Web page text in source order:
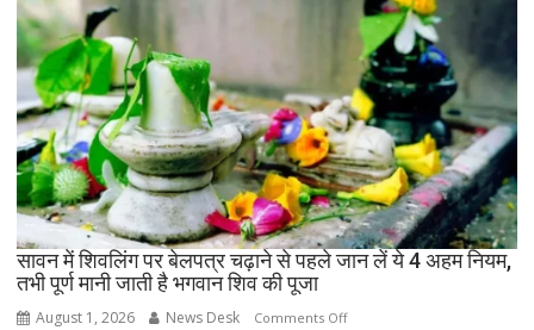
बुध-
शनि
नवपंचम
योग,
इन
3
राशियों
पर
रह
सावन में शिवलिंग पर बेलपत्र चढ़ाने से पहले जान लें ये 4 अहम नियम,
तभी पूर्ण मानी जाती है भगवान शिव की पूजा
August 1, 2026 News Desk Comments Offon